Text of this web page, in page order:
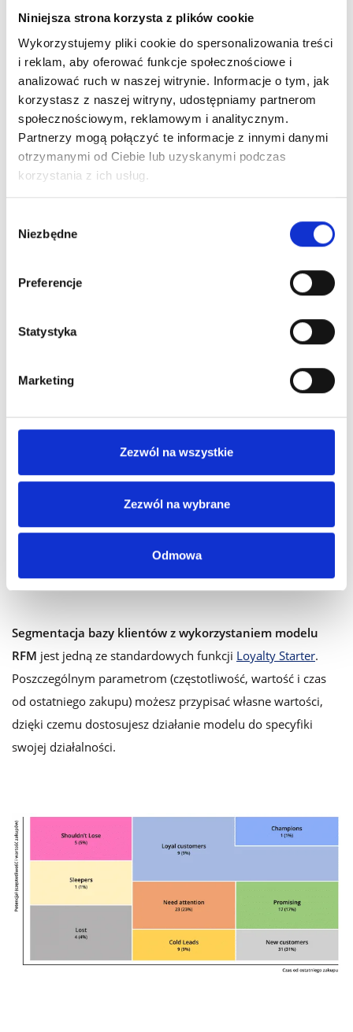
Niniejsza strona korzysta z plików cookie
Wykorzystujemy pliki cookie do spersonalizowania treści
i reklam, aby oferować funkcje społecznościowe i
analizować ruch w naszej witrynie. Informacje o tym, jak
korzystasz z naszej witryny, udostępniamy partnerom
społecznościowym, reklamowym i analitycznym.
Partnerzy mogą połączyć te informacje z innymi danymi
otrzymanymi od Ciebie lub uzyskanymi podczas
korzystania z ich usług.
zgody
Niezbędne
Preferencje
Statystyka
Marketing
Zezwól na wszystkie
Zezwól na wybrane
Odmowa
. Przede wszystkim gromadzą
zakupowymi klientów, w tym informacje na temat
częstotliwości i wartości zakupów. To w zupełności
wystarcza, aby dokonaćsegmentacjiklientów wg modelu
RFM.
Sprawdź artykuł:Jak wykorzystać dane w programie
lojalnościowym
Z drugiej strony, programy lojalnościowe są narzędziem
stworzonym do
. Mając wiedzę na
temat sposobu dokonywania zakupów przez uczestników
programu lojalnościowego, możesz dostosować sposób,
grup klientów możesz zastosować to, co najbardziej
wiadomości e-mail i SMS, określony katalog nagród,
Jak działa segmentacja
klientów z wykorzystaniem
modelu RFM w Loyalty
Starter?
Segmentacja bazy klientów z wykorzystaniem modelu
RFM jest jedną ze standardowych funkcji Loyalty Starter.
Poszczególnym parametrom (częstotliwość, wartość i czas
od ostatniego zakupu) możesz przypisać własne wartości,
dzięki czemu dostosujesz działanie modelu do specyfiki
swojej działalności.